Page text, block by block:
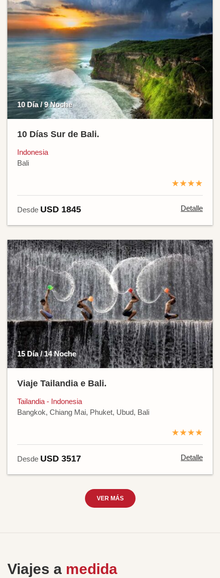
10 Día / 9 Noche
10 Días Sur de Bali.
Indonesia
Bali
★★★★
Desde USD 1845 Detalle
15 Día / 14 Noche
Viaje Tailandia e Bali.
Tailandia - Indonesia
Bangkok, Chiang Mai, Phuket, Ubud, Bali
★★★★
Desde USD 3517 Detalle
VER MÁS
Viajes a medida